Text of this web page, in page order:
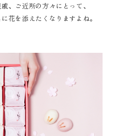
、ご近所の方々にとって、
花を添えたくなりますよね。